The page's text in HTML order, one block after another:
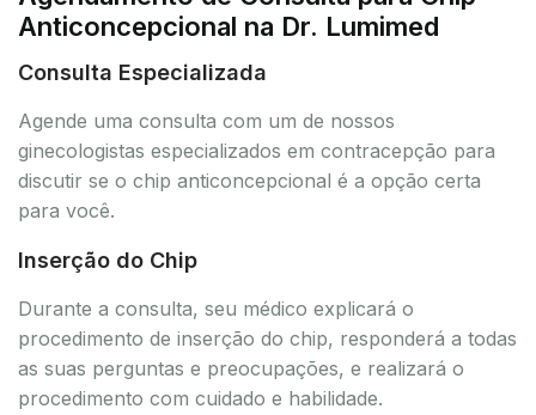
Anticoncepcional na Dr. Lumimed
Consulta Especializada
Agende uma consulta com um de nossos
ginecologistas especializados em contracepção para
discutir se o chip anticoncepcional é a opção certa
para você.
Inserção do Chip
Durante a consulta, seu médico explicará o
procedimento de inserção do chip, responderá a todas
as suas perguntas e preocupações, e realizará o
procedimento com cuidado e habilidade.